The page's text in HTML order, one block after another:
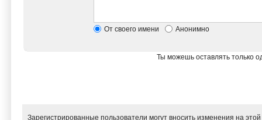
От своего имени Анонимно
Ты можешь оставлять только
Зарегистрированные пользователи могут вносить изменения на